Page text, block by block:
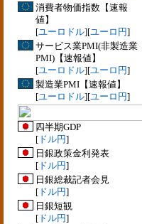
消費者物価指数【速報
値】
[ユーロドル][ユーロ円]
サービス業PMI(非製造業
PMI)【速報値】
[ユーロドル][ユーロ円]
製造業PMI【速報値】
[ユーロドル][ユーロ円]
四半期GDP
[ ドル円]
日銀政策金利発表
[ ドル円]
日銀総裁記者会見
[ ドル円]
日銀短観
[ ドル円]